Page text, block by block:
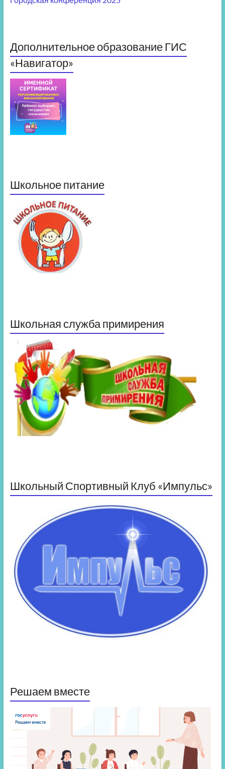
Дополнительное образование ГИС
«Навигатор»
Школьное питание
Школьная служба примирения
Школьный Спортивный Клуб «Импульс»
Решаем вместе